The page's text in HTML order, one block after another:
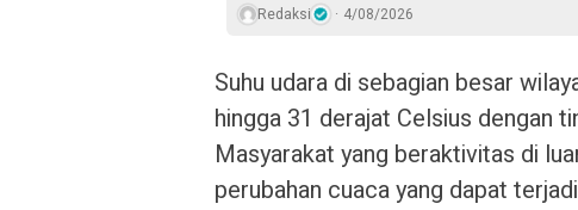
Redaksi 4/08/2026
Suhu udara di sebagian besar
hingga 31 derajat Celsius dengan
Masyarakat yang beraktivitas di
perubahan cuaca yang dapat